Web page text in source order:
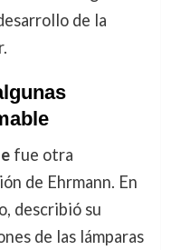
de la
fue otra
de Ehrmann. En
describió su
de las lámparas